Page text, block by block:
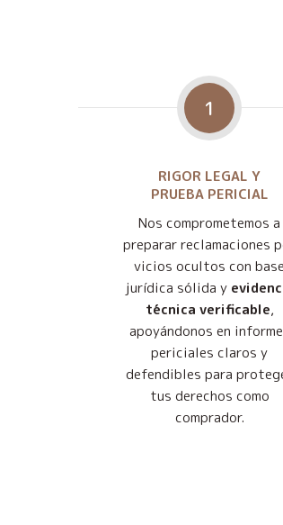
1
RIGOR LEGAL Y
PRUEBA PERICIAL
Nos comprometemos a
preparar reclamaciones
vicios ocultos con base
jurídica sólida y
técnica verificable,
apoyándonos en
periciales claros y
defendibles para
tus derechos como
comprador.